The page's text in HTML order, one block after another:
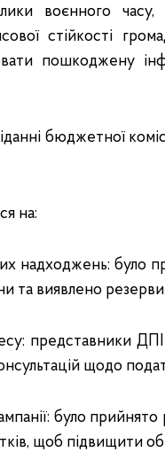
воєнного
стійкості
пошкоджену
бюджетної
на:
надходжень: було
та виявлено
представники ДПІ
щодо
було прийнято
щоб підвищити